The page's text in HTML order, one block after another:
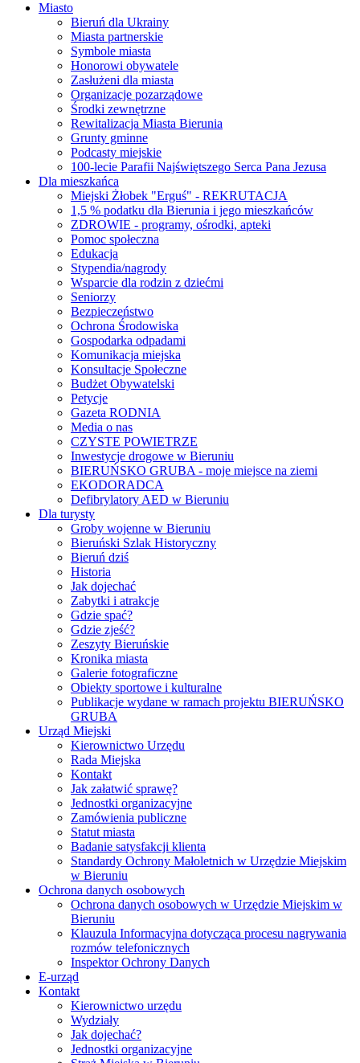
Miasto
Bieruń dla Ukrainy
Miasta partnerskie
Symbole miasta
Honorowi obywatele
Zasłużeni dla miasta
Organizacje pozarządowe
Środki zewnętrzne
Rewitalizacja Miasta Bierunia
Grunty gminne
Podcasty miejskie
100-lecie Parafii Najświętszego Serca Pana Jezusa
Dla mieszkańca
Miejski Żłobek "Erguś" - REKRUTACJA
1,5 % podatku dla Bierunia i jego mieszkańców
ZDROWIE - programy, ośrodki, apteki
Pomoc społeczna
Edukacja
Stypendia/nagrody
Wsparcie dla rodzin z dziećmi
Seniorzy
Bezpieczeństwo
Ochrona Środowiska
Gospodarka odpadami
Komunikacja miejska
Konsultacje Społeczne
Budżet Obywatelski
Petycje
Gazeta RODNIA
Media o nas
CZYSTE POWIETRZE
Inwestycje drogowe w Bieruniu
BIERUŃSKO GRUBA - moje miejsce na ziemi
EKODORADCA
Defibrylatory AED w Bieruniu
Dla turysty
Groby wojenne w Bieruniu
Bieruński Szlak Historyczny
Bieruń dziś
Historia
Jak dojechać
Zabytki i atrakcje
Gdzie spać?
Gdzie zjeść?
Zeszyty Bieruńskie
Kronika miasta
Galerie fotograficzne
Obiekty sportowe i kulturalne
Publikacje wydane w ramach projektu BIERUŃSKO
GRUBA
Urząd Miejski
Kierownictwo Urzędu
Rada Miejska
Kontakt
Jak załatwić sprawę?
Jednostki organizacyjne
Zamówienia publiczne
Statut miasta
Badanie satysfakcji klienta
Standardy Ochrony Małoletnich w Urzędzie Miejskim
w Bieruniu
Ochrona danych osobowych
Ochrona danych osobowych w Urzędzie Miejskim w
Bieruniu
Klauzula Informacyjna dotycząca procesu nagrywania
rozmów telefonicznych
Inspektor Ochrony Danych
E-urząd
Kontakt
Kierownictwo urzędu
Wydziały
Jak dojechać?
Jednostki organizacyjne